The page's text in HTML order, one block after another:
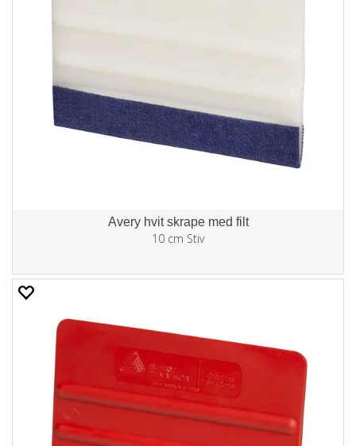
Avery hvit skrape med filt
10 cm Stiv